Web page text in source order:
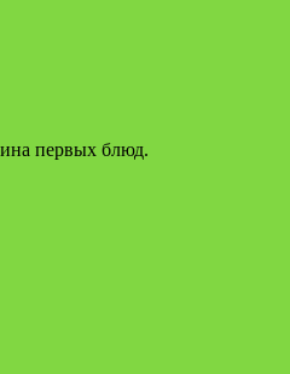
первых блюд.